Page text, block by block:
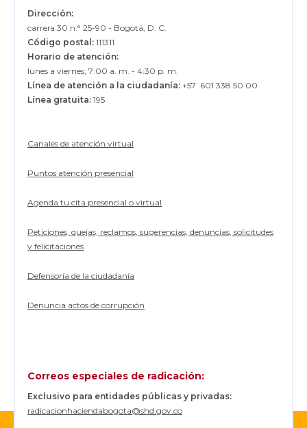
Dirección:
carrera 30 n.° 25-90 - Bogotá, D. C.
Código postal: 111311
Horario de atención:
lunes a viernes, 7:00 a. m. - 4:30 p. m.
Línea de atención a la ciudadanía: +57 601 338 50 00
Línea gratuita: 195
Canales de atención virtual
Puntos atención presencial
Agenda tu cita presencial o virtual
Peticiones, quejas, reclamos, sugerencias, denuncias, solicitudes
y felicitaciones
Defensoría de la ciudadanía
Denuncia actos de corrupción
Correos especiales de radicación:
Exclusivo para entidades públicas y privadas:
radicacionhaciendabogota@shd.gov.co